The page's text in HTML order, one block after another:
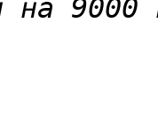
на